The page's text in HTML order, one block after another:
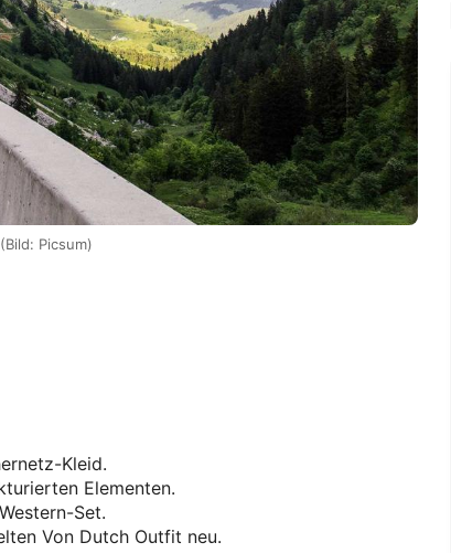
Picsum)
Kleid.
Elementen.
Set.
Von Dutch Outfit neu.